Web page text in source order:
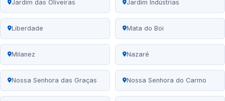
Jardim das Oliveiras Jardim Indústrias
Liberdade Mata do Boi
Milanez Nazaré
Nossa Senhora das Graças Nossa Senhora do Carmo